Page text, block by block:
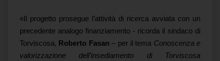
«Il progetto prosegue l’attività di ricerca avviata con un
precedente analogo finanziamento - ricorda il sindaco di
Torviscosa, Roberto Fasan – per il tema Conoscenza e
valorizzazione dell’insediamento di Torviscosa